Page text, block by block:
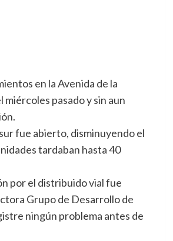
en la Avenida de la
pasado y sin aun
fue abierto, disminuyendo el
tardaban hasta 40
por el distribuido vial fue
Grupo de Desarrollo de
ningún problema antes de